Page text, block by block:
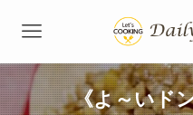
《よ～いド